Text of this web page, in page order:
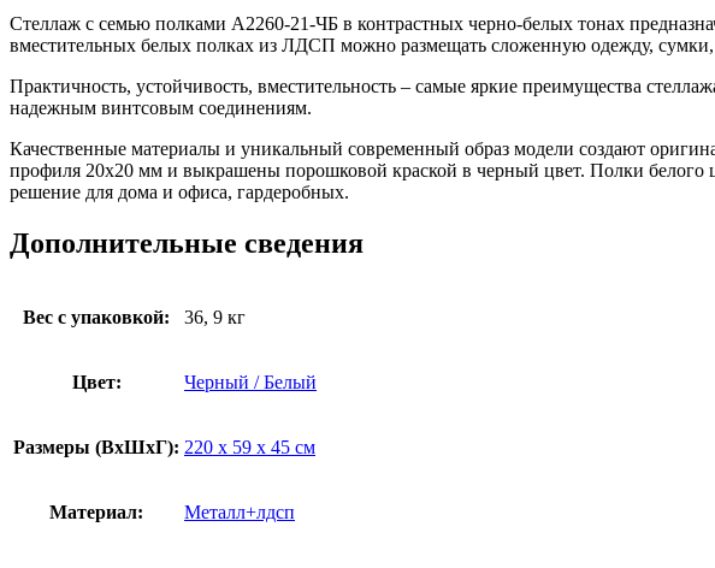
Стеллаж с семью полками A2260-21-ЧБ в контрастных черно-белых тонах
вместительных белых полках из ЛДСП можно размещать сложенную одежду, сумки,
Практичность, устойчивость, вместительность – самые яркие преимущества
надежным винтсовым соединениям.
Качественные материалы и уникальный современный образ модели создают
профиля 20х20 мм и выкрашены порошковой краской в черный цвет. Полки белого
решение для дома и офиса, гардеробных.
Дополнительные сведения
Вес с упаковкой: 36, 9 кг
Цвет: Черный / Белый
Размеры (ВxШxГ): 220 x 59 x 45 см
Материал: Металл+лдсп